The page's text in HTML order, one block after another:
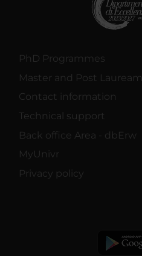
PhD Programmes
Master and Post Lauream
Contact information
Technical support
Back office Area - dbErw
MyUnivr
Privacy policy